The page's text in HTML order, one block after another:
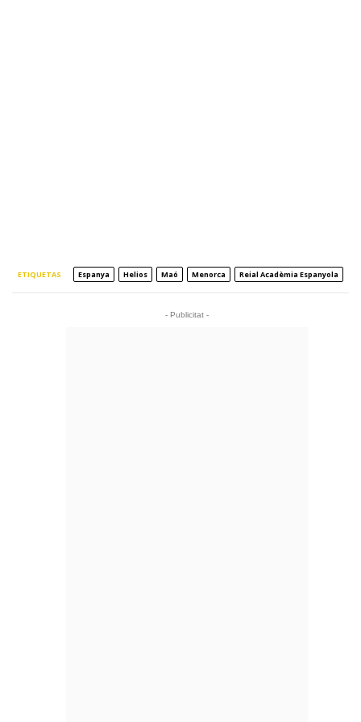
ETIQUETAS Espanya Helios Maó Menorca Reial Acadèmia Espanyola
- Publicitat -